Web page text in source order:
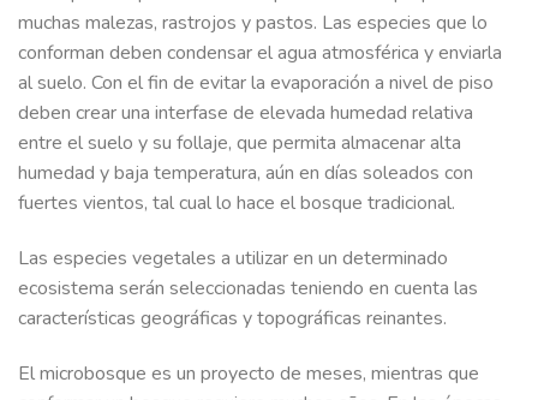
muchas malezas, rastrojos y pastos. Las especies que lo
conforman deben condensar el agua atmosférica y enviarla
al suelo. Con el fin de evitar la evaporación a nivel de piso
deben crear una interfase de elevada humedad relativa
entre el suelo y su follaje, que permita almacenar alta
humedad y baja temperatura, aún en días soleados con
fuertes vientos, tal cual lo hace el bosque tradicional.
Las especies vegetales a utilizar en un determinado
ecosistema serán seleccionadas teniendo en cuenta las
características geográficas y topográficas reinantes.
El microbosque es un proyecto de meses, mientras que